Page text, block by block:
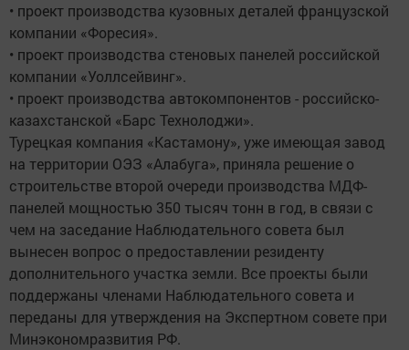
• проект производства кузовных деталей французской
компании «Форесия».
• проект производства стеновых панелей российской
компании «Уоллсейвинг».
• проект производства автокомпонентов - российско-
казахстанской «Барс Технолоджи».
Турецкая компания «Кастамону», уже имеющая завод
на территории ОЭЗ «Алабуга», приняла решение о
строительстве второй очереди производства МДФ-
панелей мощностью 350 тысяч тонн в год, в связи с
чем на заседание Наблюдательного совета был
вынесен вопрос о предоставлении резиденту
дополнительного участка земли. Все проекты были
поддержаны членами Наблюдательного совета и
переданы для утверждения на Экспертном совете при
Минэкономразвития РФ.